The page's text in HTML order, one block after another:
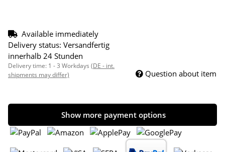
Available immediately
Delivery status: Versandfertig
innerhalb 24 Stunden
Delivery time: 1 - 3 Workdays (DE - int.
shipments may differ)
Question about item
Show more payment options